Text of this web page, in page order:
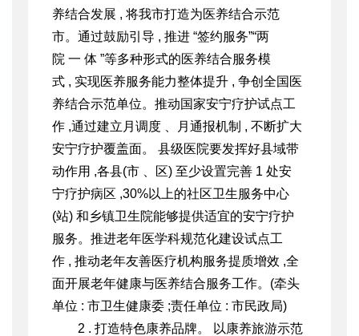
养结合发展 , 将我市打造为医养结合示范
市。通过鼓励引导 , 推进 “签约服务”“两
院 一 体 ”等多种形式的医养结合服务模
式 , 实现医养服务能力整体提升 , 争创全国医
养结合示范单位。推动国家安宁疗护试点工
作 ,通过建立月调度 、月通报机制 , 不断扩大
安宁疗护覆盖面。 县级医院要发挥好县域带
动作用 ,各县(市 、区) 至少设置完善 1 处安
宁疗护病区 ,30%以上的社区卫生服务中心
(站) 和乡镇卫生院能够提供适宜的安宁疗护
服务。推进老年医学科规范化建设试点工
作 , 推动老年友善医疗机构服务提质增效 ,全
面开展老年健康与医养结合服务工作。(牵头
单位 : 市卫生健康委 ;责任单位 : 市民政局)
2 . 打造特色康养品牌。 以康养旅游示范